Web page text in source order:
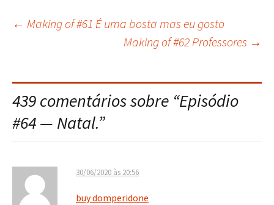
Navegação
do
post
← Making of #61 É uma bosta mas eu gosto
Making of #62 Professores →
439 comentários sobre “Episódio
#64 — Natal.”
30/06/2020 às 20:56
buy domperidone